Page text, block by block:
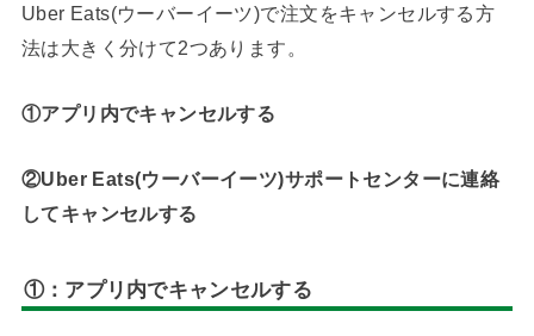
Uber Eats(ウーバーイーツ)で注文をキャンセルする方
法は大きく分けて2つあります。
①アプリ内でキャンセルする
②Uber Eats(ウーバーイーツ)サポートセンターに連絡
してキャンセルする
①： アプリ内でキャンセルする